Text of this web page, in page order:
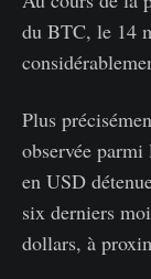
du BTC, le 14
Plus
observée
en USD
six derniers
dollars, à